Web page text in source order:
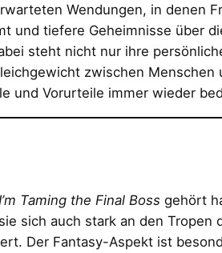
Wendungen, in denen
und tiefere Geheimnisse über
steht nicht nur ihre
zwischen Menschen
und Vorurteile immer wieder
Taming the Final Boss gehört
sich auch stark an den Tropen
Der Fantasy-Aspekt ist